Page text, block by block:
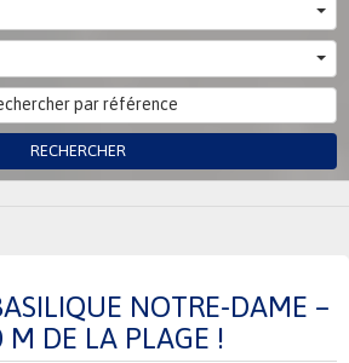
RECHERCHER
NOTRE-DAME –
M DE LA PLAGE !